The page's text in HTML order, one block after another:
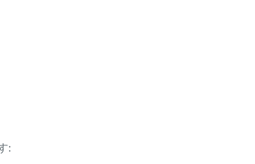
: